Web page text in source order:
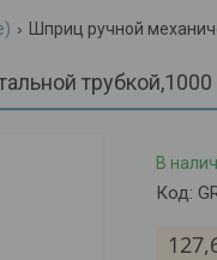
Шприц ручной
В
Код: